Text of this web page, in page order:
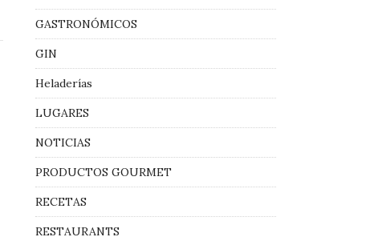
GASTRONÓMICOS
GIN
Heladerías
LUGARES
NOTICIAS
PRODUCTOS GOURMET
RECETAS
RESTAURANTS